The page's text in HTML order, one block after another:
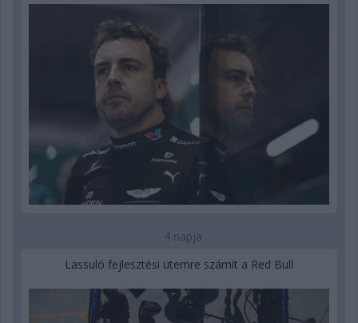
4 napja
Lassuló fejlesztési ütemre számít a Red Bull